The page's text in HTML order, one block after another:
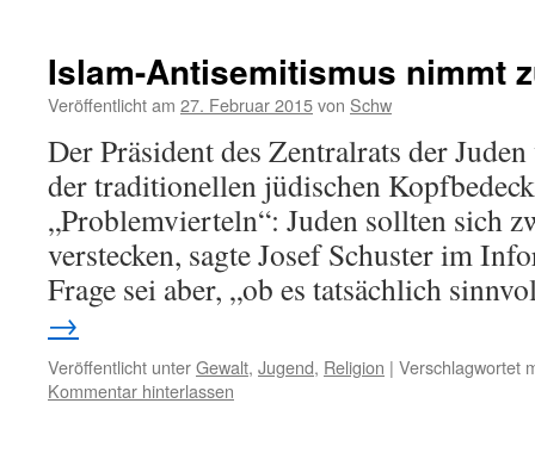
Islam-Antisemitismus nimmt
Veröffentlicht am 27. Februar 2015von Schw
Der Präsident des Zentralrats der
der traditionellen jüdischen
„Problemvierteln“: Juden sollten sich
verstecken, sagte Josef Schuster im
Frage sei aber, „ob es tatsächlich
→
Veröffentlicht unterGewalt, Jugend, Religion | Verschlagwortet
Kommentar hinterlassen